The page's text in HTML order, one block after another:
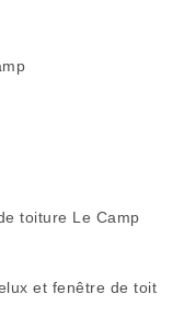
toiture Le Camp
et fenêtre de toit